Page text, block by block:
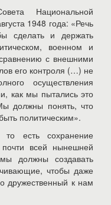
Национальной
1948 года: «Речь
сделать и держать
военном и
с внешними
его контроля (…) не
осуществления
как мы пытались это
должны понять, что
политическим».
есть сохранение
всей нынешней
должны создавать
чтобы даже
дружественный к нам